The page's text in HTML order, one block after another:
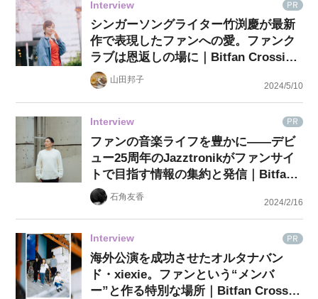
Interview PR
シンガーソングライター竹渕慶が最新
作で表現したファンへの愛。ファンク
ラブは恩返しの場に｜Bitfan Crossing
#30 山田邦子
2024/5/10
Interview PR
ファンの音楽ライフを豊かに――デビ
ュー25周年のJazztronikがファンサイ
トで目指す情報の集約と発信｜Bitfan
Crossing #29
石角友香
2024/2/16
Interview PR
海外公演を成功させたオルタナバン
ド・xiexie。ファンという“メンバ
ー”と作る特別な場所｜Bitfan Crossin